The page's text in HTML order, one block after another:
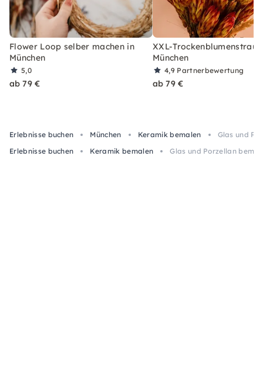
Flower Loop selber machen in
München
5,0
ab 79 €
XXL-
München
4,9 Partnerbewertung
ab 79 €
Erlebnisse buchen München Keramik bemalen
Glas und
Erlebnisse buchen
Keramik bemalen Glas und Porzellan